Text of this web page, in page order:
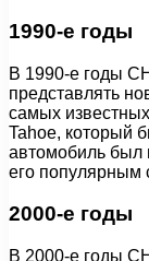
1990-е годы
В 1990-е годы
представлять
самых
Tahoe, который
автомобиль был
его популярным
2000-е годы
В 2000-е годы